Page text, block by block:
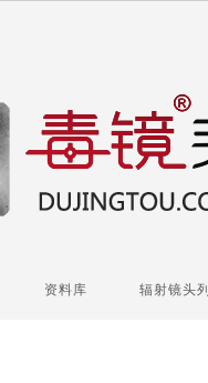
资料库 辐射镜头